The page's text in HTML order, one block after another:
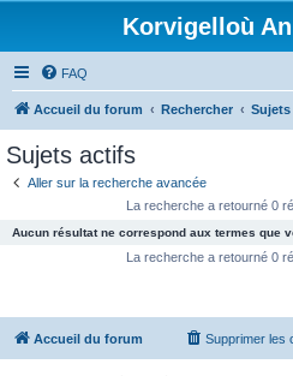
Korvigelloù An
FAQ
Accueil du forum Rechercher
Sujets actifs
Aller sur la recherche avancée
La recherche a retourné 0
Aucun résultat ne correspond aux termes que
La recherche a retourné 0
Accueil du forum Supprimer les